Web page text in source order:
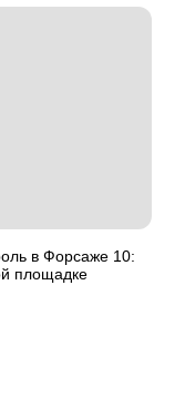
в Форсаже 10:
площадке